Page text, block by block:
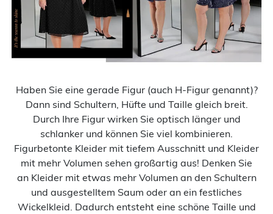
Haben Sie eine gerade Figur (auch H-Figur genannt)?
Dann sind Schultern, Hüfte und Taille gleich breit.
Durch Ihre Figur wirken Sie optisch länger und
schlanker und können Sie viel kombinieren.
Figurbetonte Kleider mit tiefem Ausschnitt und Kleider
mit mehr Volumen sehen großartig aus! Denken Sie
an Kleider mit etwas mehr Volumen an den Schultern
und ausgestelltem Saum oder an ein festliches
Wickelkleid. Dadurch entsteht eine schöne Taille und